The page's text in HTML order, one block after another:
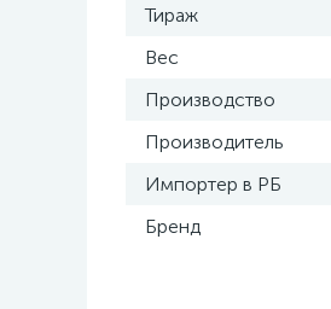
Тираж
Вес
Производство
Производитель
Импортер в РБ
Бренд